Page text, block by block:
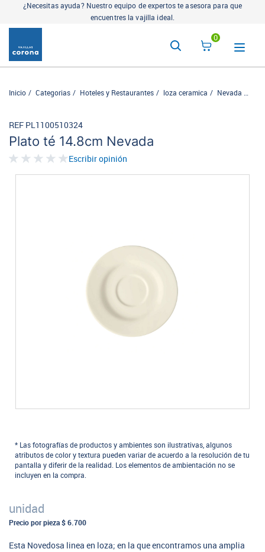
¿Necesitas ayuda? Nuestro equipo de expertos te asesora para que
encuentres la vajilla ideal.
0
Inicio Categorias Hoteles y Restaurantes loza ceramica Nevada
Plato té 14.8cm Nevada
REF PL1100510324
Escribir opinión
* Las fotografías de productos y ambientes son ilustrativas, algunos
atributos de color y textura pueden variar de acuerdo a la resolución de tu
pantalla y diferir de la realidad. Los elementos de ambientación no se
incluyen en la compra.
unidad
Precio por pieza $ 6.700
Esta Novedosa linea en loza; en la que encontramos una amplia